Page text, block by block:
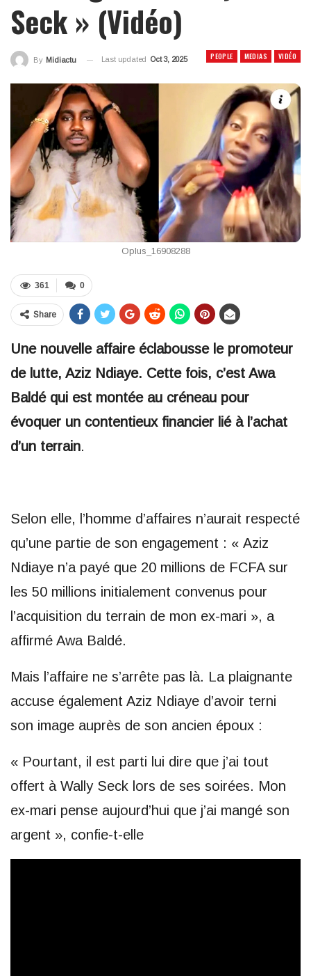
Seck » (Vidéo)
PEOPLE MEDIAS VIDÉO
By Midiactu Last updated Oct 3, 2025
Oplus_16908288
0
361
Share
Une nouvelle affaire éclabousse le promoteur
de lutte, Aziz Ndiaye. Cette fois, c’est Awa
Baldé qui est montée au créneau pour
évoquer un contentieux financier lié à l’achat
d’un terrain.
Selon elle, l’homme d’affaires n’aurait respecté
qu’une partie de son engagement : « Aziz
Ndiaye n’a payé que 20 millions de FCFA sur
les 50 millions initialement convenus pour
l’acquisition du terrain de mon ex-mari », a
affirmé Awa Baldé.
Mais l’affaire ne s’arrête pas là. La plaignante
accuse également Aziz Ndiaye d’avoir terni
son image auprès de son ancien époux :
« Pourtant, il est parti lui dire que j’ai tout
offert à Wally Seck lors de ses soirées. Mon
ex-mari pense aujourd’hui que j’ai mangé son
argent », confie-t-elle